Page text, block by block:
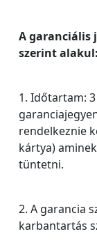
A garanciális
szerint alakul:
1. Időtartam:
rendelkeznie
kártya)
tüntetni.
2. A garancia
karbantartás